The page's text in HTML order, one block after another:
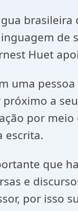
de
Huet
uma
a
por
escrita.
que
e
por isso